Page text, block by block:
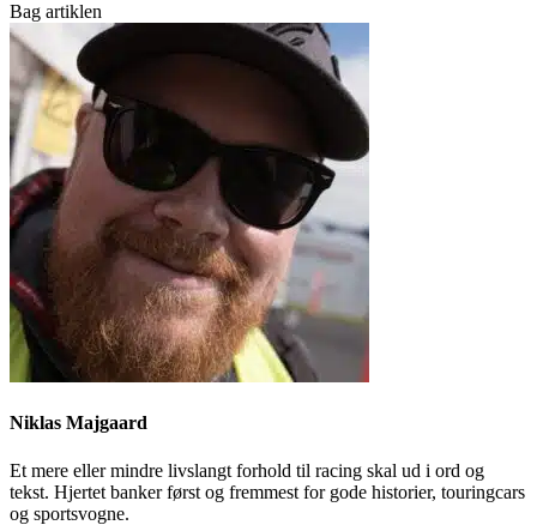
Bag artiklen
Niklas Majgaard
Et mere eller mindre livslangt forhold til racing skal ud i ord og
tekst. Hjertet banker først og fremmest for gode historier, touringcars
og sportsvogne.